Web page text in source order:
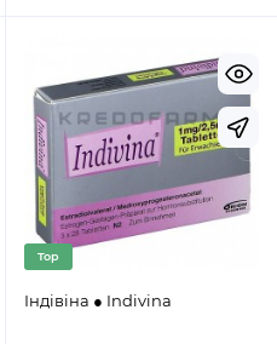
Top
Індівіна ● Indivina